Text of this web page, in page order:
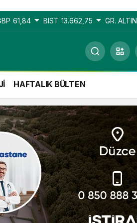
61,84 BIST 13.662,75 GR. ALTIN
HAFTALIK BÜLTEN
Gündüz Modu
Gündüz modunu seçin.
Gece Modu
Gece modunu seçin.